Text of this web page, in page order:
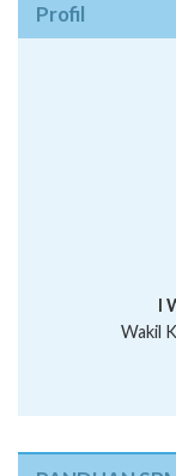
Profil
I
Wakil
I
Ni